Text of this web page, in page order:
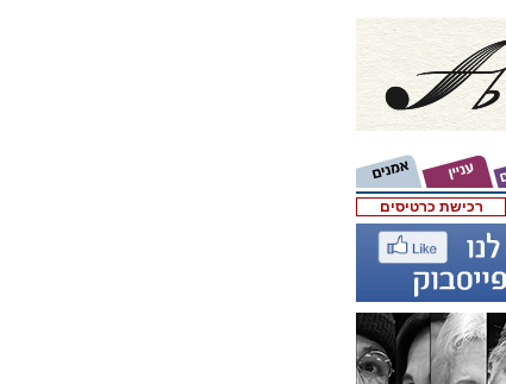
רכישת כרטיסים